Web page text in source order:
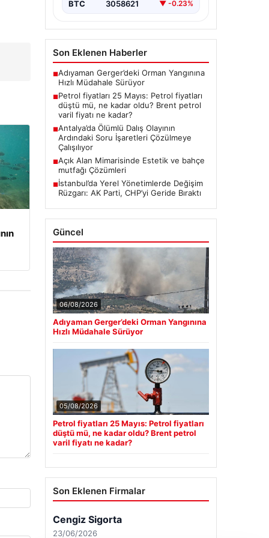
BTC 3058621 ▼ -0.23%
Son Eklenen Haberler
■Adıyaman Gerger’deki Orman Yangınına
Hızlı Müdahale Sürüyor
■Petrol fiyatları 25 Mayıs: Petrol fiyatları
düştü mü, ne kadar oldu? Brent petrol
varil fiyatı ne kadar?
■Antalya’da Ölümlü Dalış Olayının
Ardındaki Soru İşaretleri Çözülmeye
Çalışılıyor
■Açık Alan Mimarisinde Estetik ve bahçe
mutfağı Çözümleri
■İstanbul’da Yerel Yönetimlerde Değişim
Rüzgarı: AK Parti, CHP’yi Geride Bıraktı
Güncel
06/08/2026
Adıyaman Gerger’deki Orman Yangınına
Hızlı Müdahale Sürüyor
05/08/2026
Petrol fiyatları 25 Mayıs: Petrol fiyatları
düştü mü, ne kadar oldu? Brent petrol
varil fiyatı ne kadar?
Son Eklenen Firmalar
Cengiz Sigorta
23/06/2026